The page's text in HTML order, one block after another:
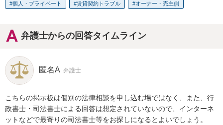
個人・プライベート 賃貸契約トラブル オーナー・売主側
弁護士からの回答タイムライン
匿名A 弁護士
こちらの掲示板は個別の法律相談を申し込む場ではなく、また、行
政書士・司法書士による回答は想定されていないので、インターネ
ットなどで最寄りの司法書士等をお探しになるとよいでしょう。